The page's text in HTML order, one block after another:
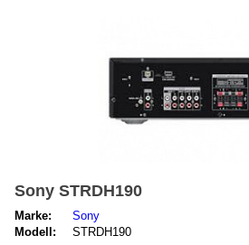
Sony STRDH190
Marke:
Sony
Modell:
STRDH190